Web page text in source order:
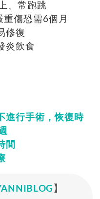
、常跑跳
傷恐需6個月
修復
炎飲食
進行手術，恢復時
間
】